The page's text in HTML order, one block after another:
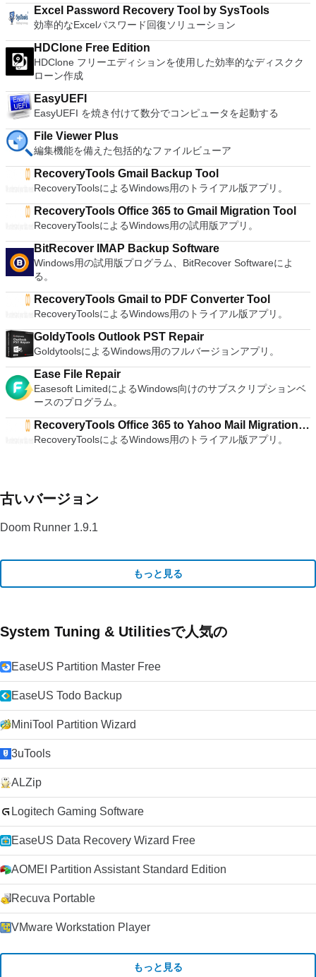
ダウンロード
virtual machines. Latest Hardware Support - Broadwell and
Haswell CPU support. Enterprise Quality Virtual Machines -
16 vCPUs, 8TB virtual disks, and 64GB memory. Enhanced
IPv6 Support - IPv6-to-IPv4 NAT (6to4 and 4to6). Virtual
Machine Video Memory - Up to 2GB. Enhanced Connectivity -
USB 3.0, Bluetooth, HD audio, printers, and Skype support.
VMware Workstation Pro is a perfect choice for those of you
who are a little skeptical about making the leap over to
Windows 10. By utilizing an app like this, you'll get to try out
all of Windows 10's new features in a safe sandboxed
environment, without the need to install the OS natively.
VMware Workstation Pro doesn't just support Microsofts OS,
you can also install Linux VMs, including Ubuntu, Red Hat,
Fedora, and lots of other distributions as well. Overall,
Workstation Pro offers high performance, strong reliability,
and cutting edge features that make it stand out from the
crowd. The full version is a little pricey, but you do get what
you pay for.
Excel Password Recovery Tool by SysTools
効率的なExcelパスワード回復ソリューション
HDClone Free Edition
HDClone フリーエディションを使用した効率的なディスクク
ローン作成
EasyUEFI
EasyUEFI を焼き付けて数分でコンピュータを起動する
File Viewer Plus
編集機能を備えた包括的なファイルビューア
RecoveryTools Gmail Backup Tool
RecoveryToolsによるWindows用のトライアル版アプリ。
RecoveryTools Office 365 to Gmail Migration Tool
RecoveryToolsによるWindows用の試用版アプリ。
BitRecover IMAP Backup Software
Windows用の試用版プログラム、BitRecover Softwareによ
る。
RecoveryTools Gmail to PDF Converter Tool
RecoveryToolsによるWindows用のトライアル版アプリ。
GoldyTools Outlook PST Repair
GoldytoolsによるWindows用のフルバージョンアプリ。
Ease File Repair
Easesoft LimitedによるWindows向けのサブスクリプションベ
ースのプログラム。
RecoveryTools Office 365 to Yahoo Mail Migration
Tool
RecoveryToolsによるWindows用のトライアル版アプリ。
古いバージョン
Doom Runner 1.9.1
もっと見る
System Tuning & Utilitiesで人気の
EaseUS Partition Master Free
EaseUS Todo Backup
MiniTool Partition Wizard
3uTools
ALZip
Logitech Gaming Software
EaseUS Data Recovery Wizard Free
AOMEI Partition Assistant Standard Edition
Recuva Portable
VMware Workstation Player
もっと見る